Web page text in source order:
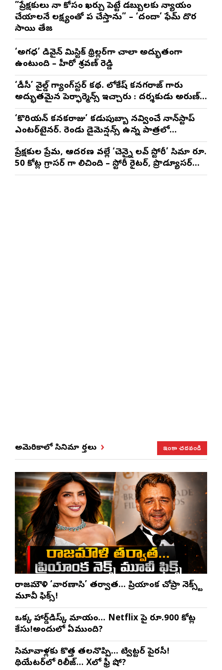
”ప్రేక్షకులు నా కోసం ఖర్చు పెట్టే డబ్బులకు న్యాయం
చేయాలనే లక్ష్యంతో పని చేస్తాను” – ‘దందా’ ఫేమ్ దొర
సాయి తేజ
‘అగధ’ డివైన్ మిస్టిక్ థ్రిల్లర్‌గా చాలా అద్భుతంగా
ఉంటుంది – హీరో శ్రవణ్ రెడ్డి
‘డీసీ’ వైల్డ్ గ్యాంగ్‌స్టర్ కథ. లోకేష్ కనగరాజ్ గారు
అద్భుతమైన పెర్ఫార్మెన్స్ ఇచ్చారు : దర్శకుడు అరుణ్
మాథేశ్వరన్
‘కొరియన్ కనకరాజు’ కడుపుబ్బా నవ్వించే నాన్‌స్టాప్
ఎంటర్‌టైనర్. రెండు డైమెన్షన్స్ ఉన్న పాత్రలో
నటించడం చాలా సంతృప్తినిచ్చింది : వరుణ్ తేజ్
ప్రేక్షకుల ప్రేమ, ఆదరణ వల్లే ‘చెన్నై లవ్ స్టోరీ’ సినిమా రూ.
50 కోట్ల గ్రాసర్ గా నిలిచింది – స్టోరీ రైటర్, ప్రొడ్యూసర్
సాయి రాజేష్
అమెరికాలో సినిమా వార్తలు ఇంకా చదవండి
రాజమౌళి ‘వారణాసి’ తర్వాత… ప్రియాంక చోప్రా నెక్స్ట్
మూవీ ఫిక్స్!
ఒక్క హార్డ్‌డిస్క్ మాయం… Netflix పై రూ.900 కోట్ల
కేసు!అందులో ఏముంది?
సినిమావాళ్లకు కొత్త తలనొప్పి… ట్విట్టర్ పైరసీ!
థియేటర్‌లో రిలీజ్… Xలో ఫ్రీ షో?